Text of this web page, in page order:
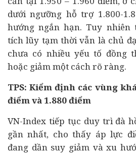
dưới ngưỡng hỗ trợ 1.800-
hướng ngắn hạn. Tuy nhiên
tích lũy tạm thời vẫn là chủ
chưa có nhiều yếu tố đồng
hoặc giảm một cách rõ ràng.
TPS: Kiểm định các vùng
điểm và 1.880 điểm
VN-Index tiếp tục duy trì đà
gần nhất, cho thấy áp lực
đang dần suy giảm và xu